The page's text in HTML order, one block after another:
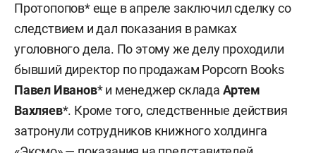
Протопопов* еще в апреле заключил сделку со
следствием и дал показания в рамках
уголовного дела. По этому же делу проходили
бывший директор по продажам Popcorn Books
Павел Иванов* и менеджер склада Артем
Вахляев*. Кроме того, следственные действия
затронули сотрудников книжного холдинга